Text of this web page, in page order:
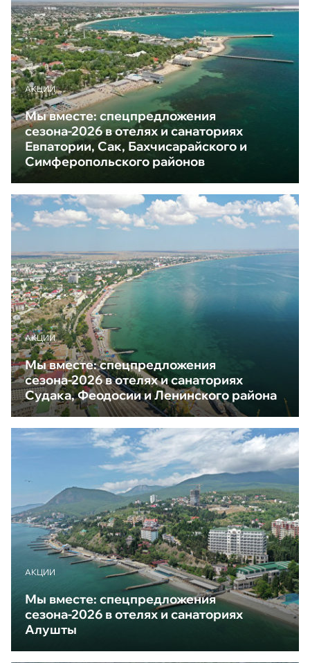
АКЦИИ
Мы вместе: спецпредложения
сезона-2026 в отелях и санаториях
Евпатории, Сак, Бахчисарайского и
Симферопольского районов
АКЦИИ
Мы вместе: спецпредложения
сезона-2026 в отелях и санаториях
Судака, Феодосии и Ленинского района
АКЦИИ
Мы вместе: спецпредложения
сезона-2026 в отелях и санаториях
Алушты